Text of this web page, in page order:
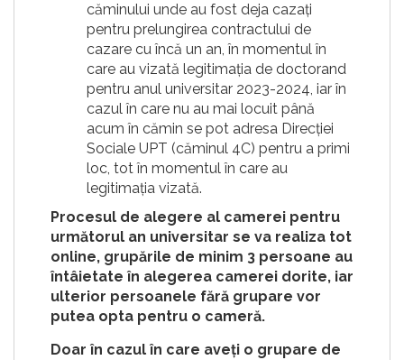
căminului unde au fost deja cazați
pentru prelungirea contractului de
cazare cu încă un an, în momentul în
care au vizată legitimația de doctorand
pentru anul universitar 2023-2024, iar în
cazul în care nu au mai locuit până
acum în cămin se pot adresa Direcției
Sociale UPT (căminul 4C) pentru a primi
loc, tot în momentul în care au
legitimația vizată.
Procesul de alegere al camerei pentru
următorul an universitar se va realiza tot
online, grupările de minim 3 persoane au
întâietate în alegerea camerei dorite, iar
ulterior persoanele fără grupare vor
putea opta pentru o cameră.
Doar în cazul în care aveți o grupare de